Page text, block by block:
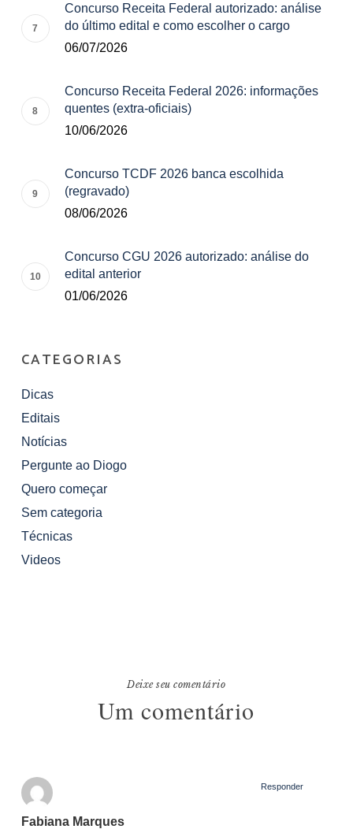
Concurso Receita Federal autorizado: análise
do último edital e como escolher o cargo
06/07/2026
Concurso Receita Federal 2026: informações
quentes (extra-oficiais)
10/06/2026
Concurso TCDF 2026 banca escolhida
(regravado)
08/06/2026
Concurso CGU 2026 autorizado: análise do
edital anterior
01/06/2026
CATEGORIAS
Dicas
Editais
Notícias
Pergunte ao Diogo
Quero começar
Sem categoria
Técnicas
Videos
Deixe seu comentário
Um comentário
Fabiana Marques
Responder